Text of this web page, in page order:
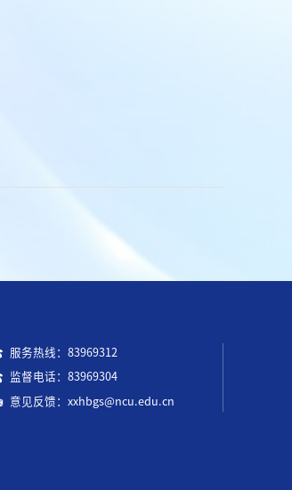
服务热线：83969312
监督电话：83969304
意见反馈：xxhbgs@ncu.edu.cn